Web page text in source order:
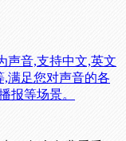
声音,支持中文,英文
满足您对声音的各
报等场景。